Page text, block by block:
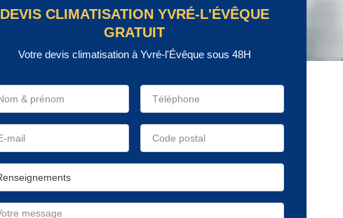
DEVIS CLIMATISATION YVRÉ-L'ÉVÊQUE
GRATUIT
Votre devis climatisation à Yvré-l'Évêque sous 48H